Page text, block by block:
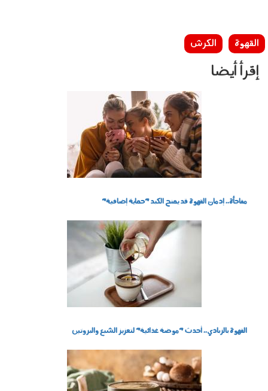
القهوة الكرش
إقرأ أيضا
مفاجأة.. إدمان القهوة قد يمنح الكبد "حماية إضافية"
القهوة بالزبادي.. أحدث "موضة غذائية" لتعزيز الشبع والبروتين